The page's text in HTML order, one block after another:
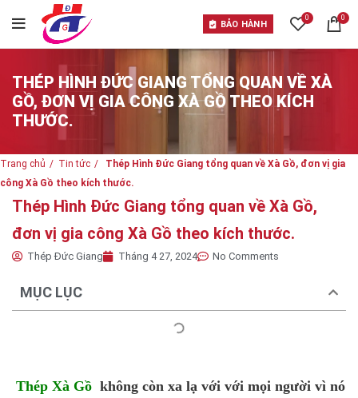
BẢO HÀNH
0 0
THÉP HÌNH ĐỨC GIANG TỔNG QUAN VỀ XÀ
GỒ, ĐƠN VỊ GIA CÔNG XÀ GỒ THEO KÍCH
THƯỚC.
Trang chủ Tin tức
Thép Hình Đức Giang tổng quan về Xà Gồ, đơn vị gia
công Xà Gồ theo kích thước.
Thép Hình Đức Giang tổng quan về Xà Gồ,
đơn vị gia công Xà Gồ theo kích thước.
Thép Đức Giang Tháng 4 27, 2024 No Comments
MỤC LỤC
Thép Xà Gồ không còn xa lạ với với mọi người vì nó